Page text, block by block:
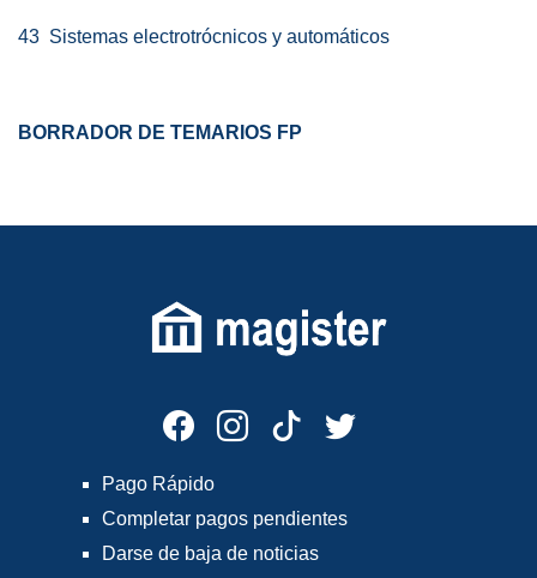
43 Sistemas electrotrócnicos y automáticos
BORRADOR DE TEMARIOS FP
Pago Rápido
Completar pagos pendientes
Darse de baja de noticias